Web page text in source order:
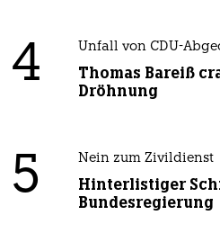
4 Unfall von CDU-
Thomas Bareiß
Dröhnung
5 Nein zum Zivildienst
Hinterlistiger
Bundesregierung